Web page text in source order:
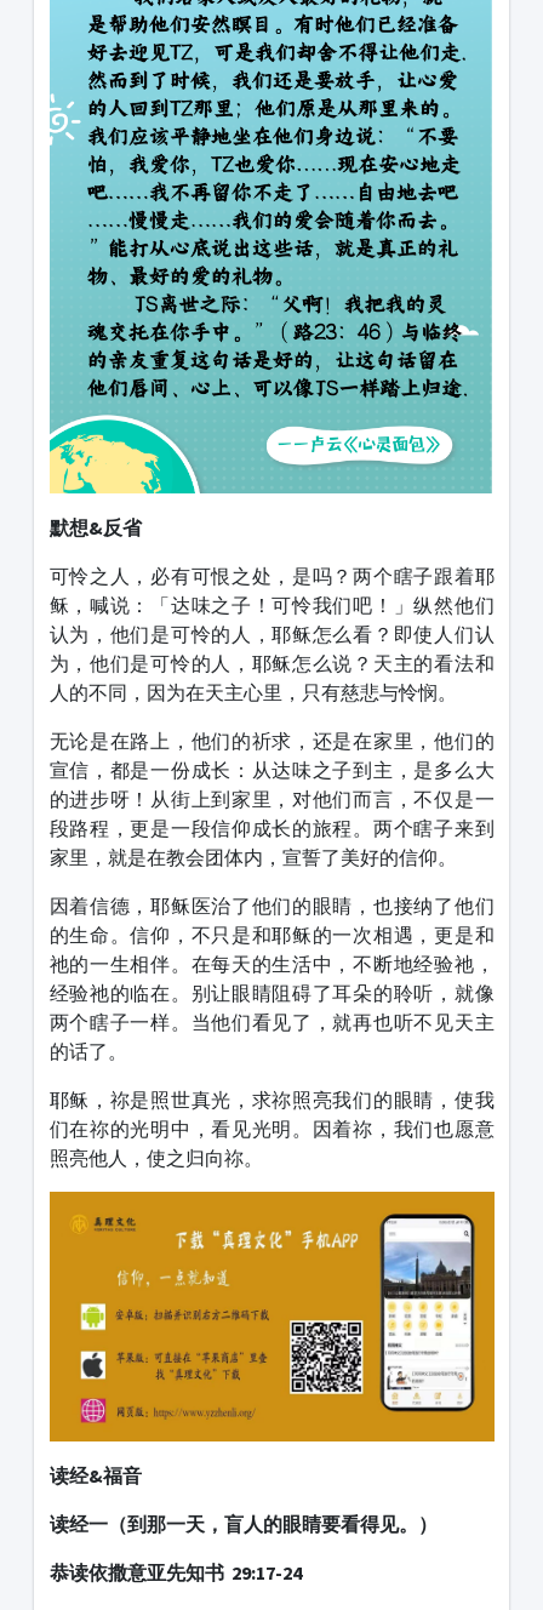
默想&反省
可怜之人，必有可恨之处，是吗？两个瞎子跟着耶
稣，喊说：「达味之子！可怜我们吧！」纵然他们
认为，他们是可怜的人，耶稣怎么看？即使人们认
为，他们是可怜的人，耶稣怎么说？天主的看法和
人的不同，因为在天主心里，只有慈悲与怜悯。
无论是在路上，他们的祈求，还是在家里，他们的
宣信，都是一份成长：从达味之子到主，是多么大
的进步呀！从街上到家里，对他们而言，不仅是一
段路程，更是一段信仰成长的旅程。两个瞎子来到
家里，就是在教会团体内，宣誓了美好的信仰。
因着信德，耶稣医治了他们的眼睛，也接纳了他们
的生命。信仰，不只是和耶稣的一次相遇，更是和
祂的一生相伴。在每天的生活中，不断地经验祂，
经验祂的临在。别让眼睛阻碍了耳朵的聆听，就像
两个瞎子一样。当他们看见了，就再也听不见天主
的话了。
耶稣，祢是照世真光，求祢照亮我们的眼睛，使我
们在祢的光明中，看见光明。因着祢，我们也愿意
照亮他人，使之归向祢。
读经&福音
读经一（到那一天，盲人的眼睛要看得见。）
恭读依撒意亚先知书 29:17-24